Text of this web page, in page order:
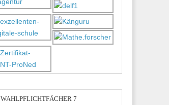
WAHLPFLICHTFÄCHER 7